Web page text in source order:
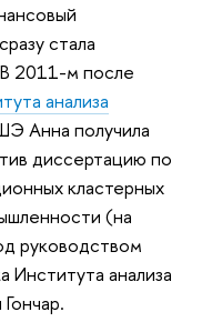
стала
2011-м после
анализа
Анна получила
диссертацию по
кластерных
(на
руководством
Института анализа